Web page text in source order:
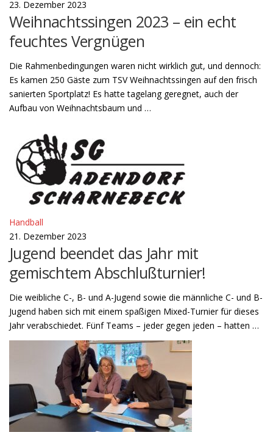
23. Dezember 2023
Weihnachtssingen 2023 – ein echt
feuchtes Vergnügen
Die Rahmenbedingungen waren nicht wirklich gut, und dennoch:
Es kamen 250 Gäste zum TSV Weihnachtssingen auf den frisch
sanierten Sportplatz! Es hatte tagelang geregnet, auch der
Aufbau von Weihnachtsbaum und …
Handball
21. Dezember 2023
Jugend beendet das Jahr mit
gemischtem Abschlußturnier!
Die weibliche C-, B- und A-Jugend sowie die männliche C- und B-
Jugend haben sich mit einem spaßigen Mixed-Turnier für dieses
Jahr verabschiedet. Fünf Teams – jeder gegen jeden – hatten …